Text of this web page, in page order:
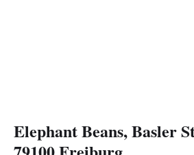
Elephant Beans, Basler